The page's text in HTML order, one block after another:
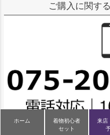
ご購入に関す
ホーム
着物初心者
セット
来店